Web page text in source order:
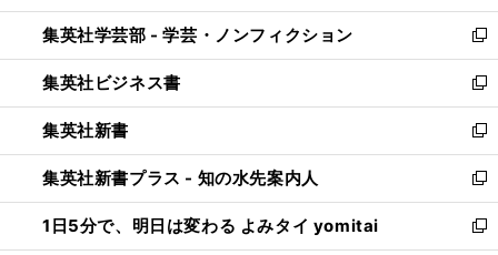
開
く
ウ
で
開
く
ン
ド
ウ
で
開
く
ウ
ィ
ン
ド
ウ
で
開
く
集英社学芸部 - 学芸・ノンフィクション
新
し
い
ウ
ィ
ン
ド
ウ
で
開
集英社ビジネス書
新
し
い
ウ
ィ
ン
ド
ウ
集英社新書
新
し
い
ウ
ィ
集英社新書プラス - 知の水先案内人
新
し
い
1日5分で、明日は変わる よみタイ yomitai
新